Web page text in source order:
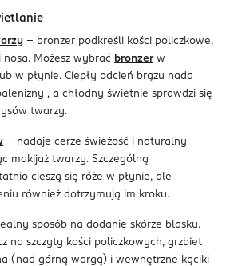
- bronzer podkreśli kości policzkowe,
nosa. Możesz wybrać bronzerw
w płynie. Ciepły odcień brązu nada
, a chłodny świetnie sprawdzi się
twarzy.
- nadaje cerze świeżość i naturalny
makijaż twarzy. Szczególną
cieszą się róże w płynie, ale
również dotrzymują im kroku.
sposób na dodanie skórze blasku.
na szczyty kości policzkowych, grzbiet
(nad górną wargą) i wewnętrzne kąciki